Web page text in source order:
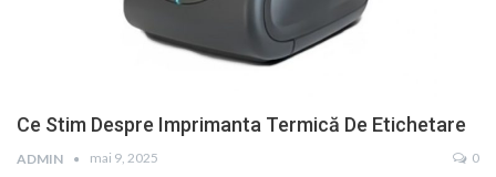
Ce Stim Despre Imprimanta Termică De Etichetare
ADMIN mai 9, 2025 0